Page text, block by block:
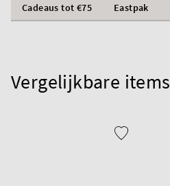
Cadeaus tot €75 Eastpak
Vergelijkbare items